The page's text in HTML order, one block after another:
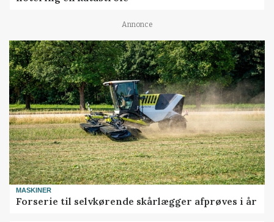
Annonce
MASKINER
Forserie til selvkørende skårlægger afprøves i år